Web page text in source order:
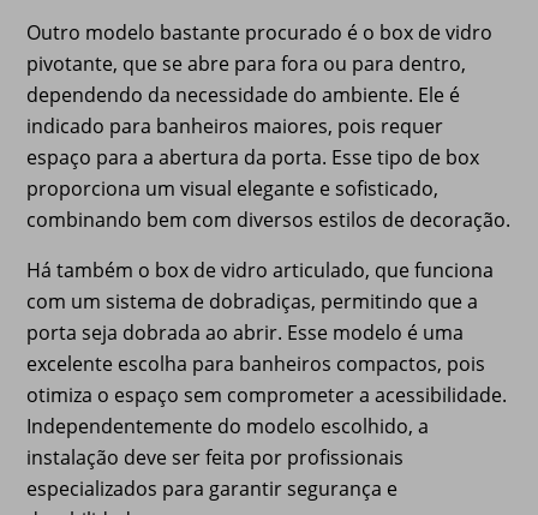
Outro modelo bastante procurado é o box de vidro
pivotante, que se abre para fora ou para dentro,
dependendo da necessidade do ambiente. Ele é
indicado para banheiros maiores, pois requer
espaço para a abertura da porta. Esse tipo de box
proporciona um visual elegante e sofisticado,
combinando bem com diversos estilos de decoração.
Há também o box de vidro articulado, que funciona
com um sistema de dobradiças, permitindo que a
porta seja dobrada ao abrir. Esse modelo é uma
excelente escolha para banheiros compactos, pois
otimiza o espaço sem comprometer a acessibilidade.
Independentemente do modelo escolhido, a
instalação deve ser feita por profissionais
especializados para garantir segurança e